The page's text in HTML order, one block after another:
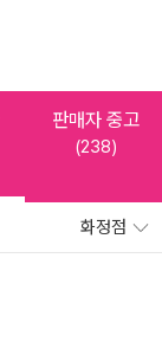
판매자 중고
(238)
화정점